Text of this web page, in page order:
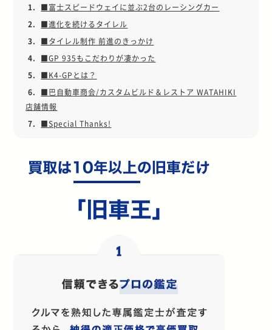
1.
■富士スピードウェイに並ぶ2台のレーシングカー
2.
■進化を続けるタイレル
3.
■タイレル制作 前進のきっかけ
4.
■GP 935もこだわりが凄かった
5.
■K4-GPとは？
6.
■巴自動車商会/カスタムビルド＆レストア WATAHIKI
店舗情報
7.
■Special Thanks!